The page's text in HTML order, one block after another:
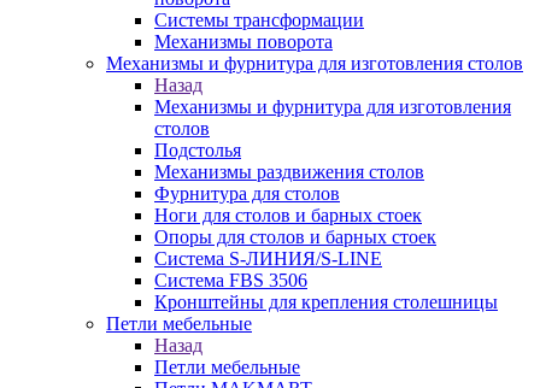
Системы трансформации
Механизмы поворота
Механизмы и фурнитура для изготовления столов
Назад
Механизмы и фурнитура для изготовления
столов
Подстолья
Механизмы раздвижения столов
Фурнитура для столов
Ноги для столов и барных стоек
Опоры для столов и барных стоек
Система S-ЛИНИЯ/S-LINE
Система FBS 3506
Кронштейны для крепления столешницы
Петли мебельные
Назад
Петли мебельные